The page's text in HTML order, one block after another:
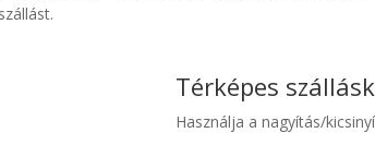
Térképes
Használja a nagyítás/